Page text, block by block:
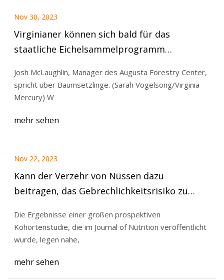
Nov 30, 2023
Virginianer können sich bald für das
staatliche Eichelsammelprogramm
Josh McLaughlin, Manager des Augusta Forestry Center,
spricht über Baumsetzlinge. (Sarah Vogelsong/Virginia
Mercury) W
mehr sehen
Nov 22, 2023
Kann der Verzehr von Nüssen dazu
beitragen, das Gebrechlichkeitsrisiko zu
Die Ergebnisse einer großen prospektiven
Kohortenstudie, die im Journal of Nutrition veröffentlicht
wurde, legen nahe,
mehr sehen